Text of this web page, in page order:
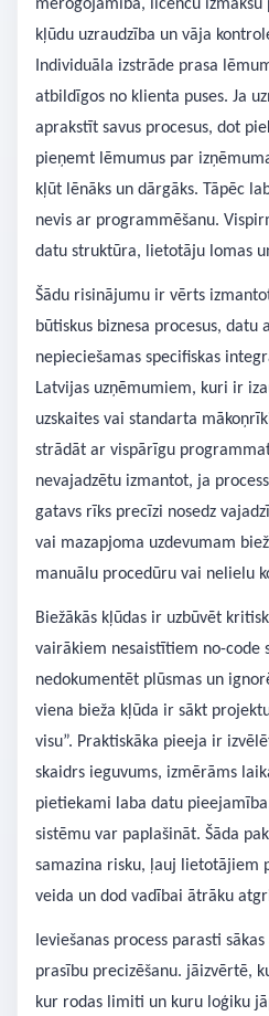
mērogojamība, licenču izmaksu
kļūdu uzraudzība un vāja
Individuāla izstrāde prasa
atbildīgos no klienta puses. Ja
aprakstīt savus procesus, dot
pieņemt lēmumus par
kļūt lēnāks un dārgāks. Tāpēc
nevis ar programmēšanu.
datu struktūra, lietotāju lomas
Šādu risinājumu ir vērts
būtiskus biznesa procesus, datu
nepieciešamas specifiskas
Latvijas uzņēmumiem, kuri ir
uzskaites vai standarta
strādāt ar vispārīgu
nevajadzētu izmantot, ja
gatavs rīks precīzi nosedz
vai mazapjoma uzdevumam
manuālu procedūru vai nelielu
Biežākās kļūdas ir uzbūvēt
vairākiem nesaistītiem no-code
nedokumentēt plūsmas un
viena bieža kļūda ir sākt
visu”. Praktiskāka pieeja ir
skaidrs ieguvums, izmērāms
pietiekami laba datu
sistēmu var paplašināt. Šāda
samazina risku, ļauj lietotājiem
veida un dod vadībai ātrāku
Ieviešanas process parasti
prasību precizēšanu. jāizvērtē,
kur rodas limiti un kuru loģiku